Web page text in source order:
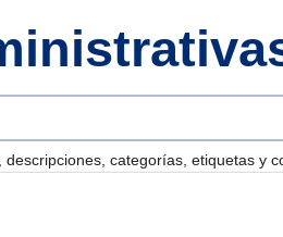
categorías, etiquetas y